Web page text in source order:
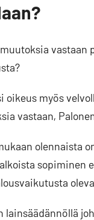
myös
vastaan,
olennaista
sopiminen